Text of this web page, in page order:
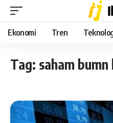
Ekonomi Tren
Tag: saham